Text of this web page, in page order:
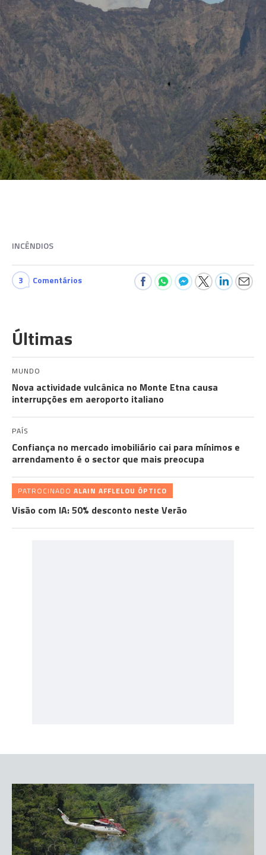
INCÊNDIOS
3 Comentários
Últimas
MUNDO
Nova actividade vulcânica no Monte Etna causa
interrupções em aeroporto italiano
PAÍS
Confiança no mercado imobiliário cai para mínimos e
arrendamento é o sector que mais preocupa
PATROCINADO ALAIN AFFLELOU ÓPTICO
Visão com IA: 50% desconto neste Verão